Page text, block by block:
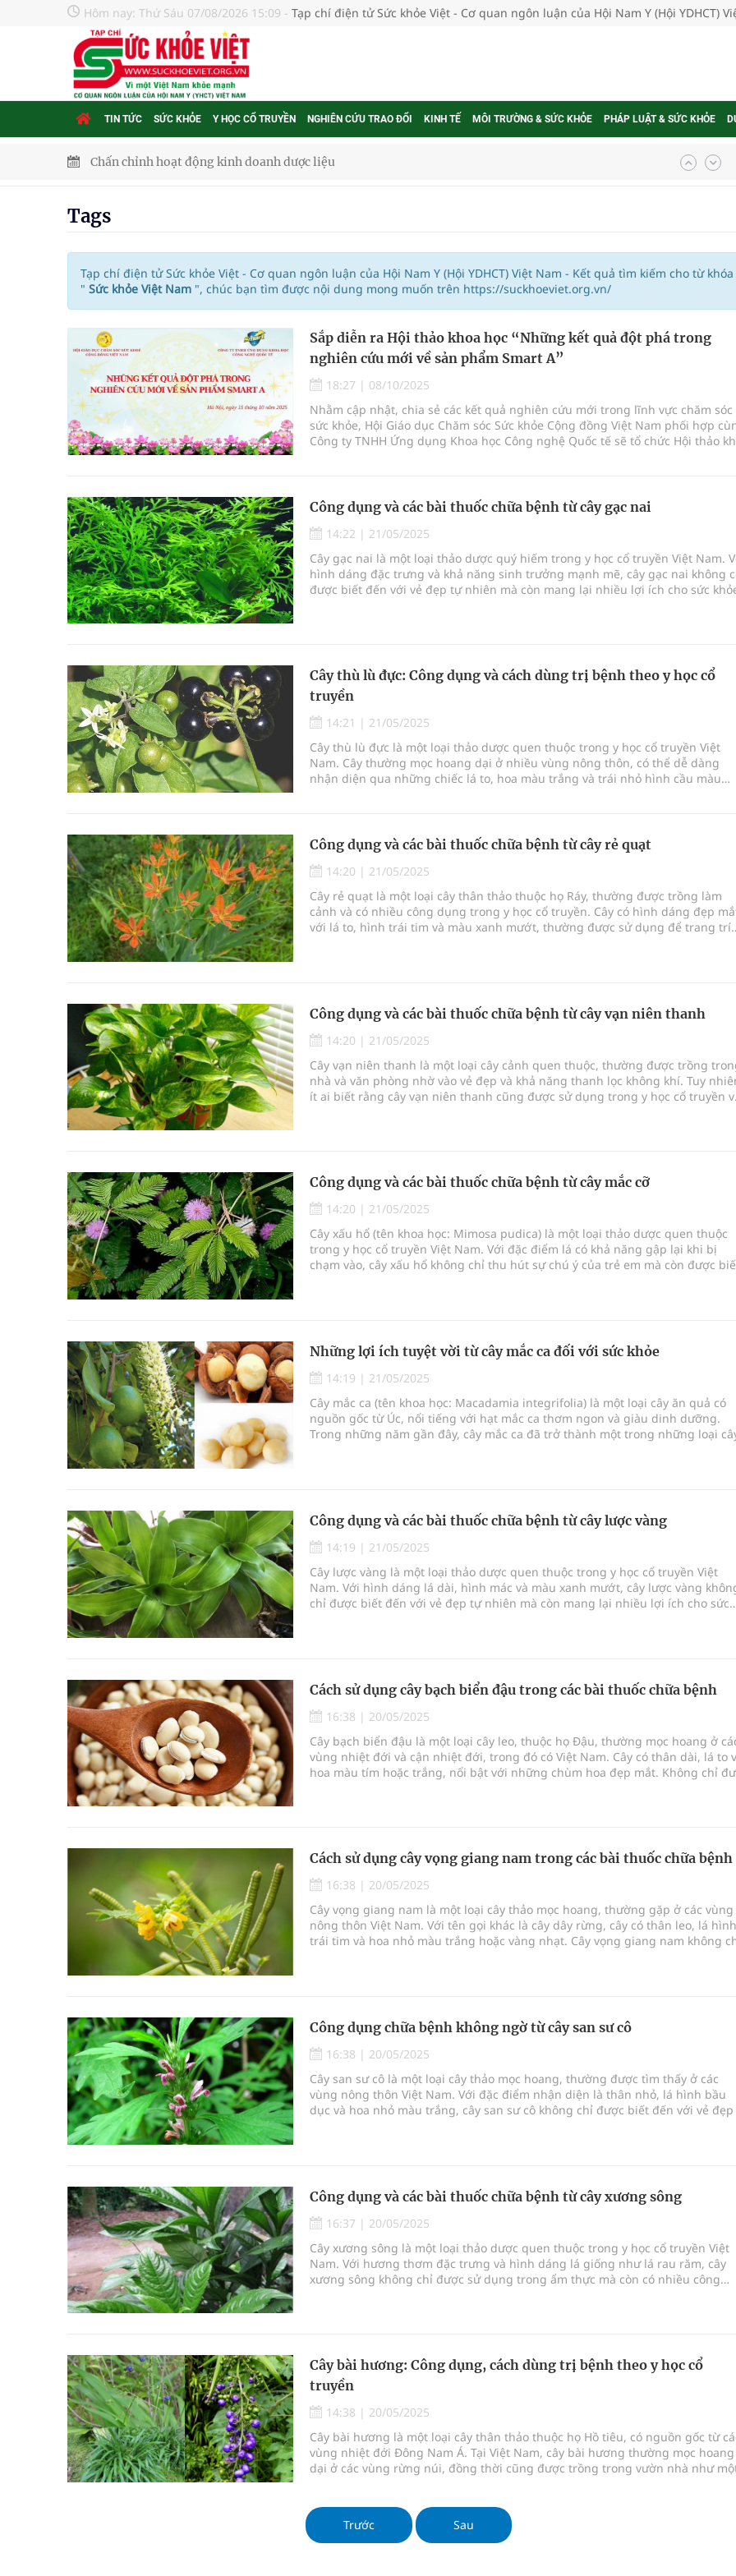
Hôm nay: Thứ Sáu 07/08/2026 15:09 - Tạp chí điện tử Sức khỏe Việt - Cơ quan ngôn luận của Hội Nam Y (Hội YDHCT)
TIN TỨC SỨC KHỎE Y HỌC CỔ TRUYỀN NGHIÊN CỨU TRAO ĐỔI KINH TẾ MÔI TRƯỜNG & SỨC KHỎE PHÁP LUẬT & SỨC KHỎE
Chấn chỉnh hoạt động kinh doanh dược liệu
Quan Bằng Chứng Dược Lý Và Cơ Chế Phân Tử
Xây dựng bản đồ mạng lưới cấp cứu ngoại viện toàn quốc
"Nền kinh tế bạc" có thể trở thành động lực tăng trưởng mới của Việt Nam
Quảng Trị: Phát huy vai trò của chính quyền địa phương hai cấp trong quản lý hoạt động nha khoa,
bảo vệ sức khỏe Nhân dân
Không chỉ cắt tóc, Đông Tây Barbershop dành nguồn lực cho môi trường và cộng đồng
cầu
Ung thư thận: Nguy hiểm vì tiến triển quá âm thầm
Vương Thành Công: Khi việc học bắt đầu từ trải nghiệm thực tế
Tags
Tạp chí điện tử Sức khỏe Việt - Cơ quan ngôn luận của Hội Nam Y (Hội YDHCT) Việt Nam - Kết quả tìm kiếm cho từ khóa
" Sức khỏe Việt Nam ", chúc bạn tìm được nội dung mong muốn trên https://suckhoeviet.org.vn/
Sắp diễn ra Hội thảo khoa học “Những kết quả đột phá trong
nghiên cứu mới về sản phẩm Smart A”
18:27 | 08/10/2025
Nhằm cập nhật, chia sẻ các kết quả nghiên cứu mới trong lĩnh vực chăm sóc
sức khỏe, Hội Giáo dục Chăm sóc Sức khỏe Cộng đồng Việt Nam phối hợp
Công ty TNHH Ứng dụng Khoa học Công nghệ Quốc tế sẽ tổ chức Hội thảo
Công dụng và các bài thuốc chữa bệnh từ cây gạc nai
14:22 | 21/05/2025
Cây gạc nai là một loại thảo dược quý hiếm trong y học cổ truyền Việt Nam.
hình dáng đặc trưng và khả năng sinh trưởng mạnh mẽ, cây gạc nai không
được biết đến với vẻ đẹp tự nhiên mà còn mang lại nhiều lợi ích cho sức
Cây thù lù đực: Công dụng và cách dùng trị bệnh theo y học cổ
truyền
14:21 | 21/05/2025
Cây thù lù đực là một loại thảo dược quen thuộc trong y học cổ truyền Việt
Nam. Cây thường mọc hoang dại ở nhiều vùng nông thôn, có thể dễ dàng
nhận diện qua những chiếc lá to, hoa màu trắng và trái nhỏ hình cầu màu
Công dụng và các bài thuốc chữa bệnh từ cây rẻ quạt
14:20 | 21/05/2025
Cây rẻ quạt là một loại cây thân thảo thuộc họ Ráy, thường được trồng làm
cảnh và có nhiều công dụng trong y học cổ truyền. Cây có hình dáng đẹp
với lá to, hình trái tim và màu xanh mướt, thường được sử dụng để trang trí
Công dụng và các bài thuốc chữa bệnh từ cây vạn niên thanh
14:20 | 21/05/2025
Cây vạn niên thanh là một loại cây cảnh quen thuộc, thường được trồng
nhà và văn phòng nhờ vào vẻ đẹp và khả năng thanh lọc không khí. Tuy
ít ai biết rằng cây vạn niên thanh cũng được sử dụng trong y học cổ truyền
Công dụng và các bài thuốc chữa bệnh từ cây mắc cỡ
14:20 | 21/05/2025
Cây xấu hổ (tên khoa học: Mimosa pudica) là một loại thảo dược quen thuộc
trong y học cổ truyền Việt Nam. Với đặc điểm lá có khả năng gập lại khi bị
chạm vào, cây xấu hổ không chỉ thu hút sự chú ý của trẻ em mà còn được
Những lợi ích tuyệt vời từ cây mắc ca đối với sức khỏe
14:19 | 21/05/2025
Cây mắc ca (tên khoa học: Macadamia integrifolia) là một loại cây ăn quả có
nguồn gốc từ Úc, nổi tiếng với hạt mắc ca thơm ngon và giàu dinh dưỡng.
Trong những năm gần đây, cây mắc ca đã trở thành một trong những loại
Công dụng và các bài thuốc chữa bệnh từ cây lược vàng
14:19 | 21/05/2025
Cây lược vàng là một loại thảo dược quen thuộc trong y học cổ truyền Việt
Nam. Với hình dáng lá dài, hình mác và màu xanh mướt, cây lược vàng
chỉ được biết đến với vẻ đẹp tự nhiên mà còn mang lại nhiều lợi ích cho sức
Cách sử dụng cây bạch biển đậu trong các bài thuốc chữa bệnh
16:38 | 20/05/2025
Cây bạch biển đậu là một loại cây leo, thuộc họ Đậu, thường mọc hoang ở
vùng nhiệt đới và cận nhiệt đới, trong đó có Việt Nam. Cây có thân dài, lá to
hoa màu tím hoặc trắng, nổi bật với những chùm hoa đẹp mắt. Không chỉ
Cách sử dụng cây vọng giang nam trong các bài thuốc chữa bệnh
16:38 | 20/05/2025
Cây vọng giang nam là một loại cây thảo mọc hoang, thường gặp ở các vùng
nông thôn Việt Nam. Với tên gọi khác là cây dây rừng, cây có thân leo, lá hình
trái tim và hoa nhỏ màu trắng hoặc vàng nhạt. Cây vọng giang nam không
Công dụng chữa bệnh không ngờ từ cây san sư cô
16:38 | 20/05/2025
Cây san sư cô là một loại cây thảo mọc hoang, thường được tìm thấy ở các
vùng nông thôn Việt Nam. Với đặc điểm nhận diện là thân nhỏ, lá hình bầu
dục và hoa nhỏ màu trắng, cây san sư cô không chỉ được biết đến với vẻ đẹp
Công dụng và các bài thuốc chữa bệnh từ cây xương sông
16:37 | 20/05/2025
Cây xương sông là một loại thảo dược quen thuộc trong y học cổ truyền Việt
Nam. Với hương thơm đặc trưng và hình dáng lá giống như lá rau răm, cây
xương sông không chỉ được sử dụng trong ẩm thực mà còn có nhiều công
Cây bài hương: Công dụng, cách dùng trị bệnh theo y học cổ
truyền
14:38 | 20/05/2025
Cây bài hương là một loại cây thân thảo thuộc họ Hồ tiêu, có nguồn gốc từ
vùng nhiệt đới Đông Nam Á. Tại Việt Nam, cây bài hương thường mọc hoang
dại ở các vùng rừng núi, đồng thời cũng được trồng trong vườn nhà như
truyền.
Trước Sau